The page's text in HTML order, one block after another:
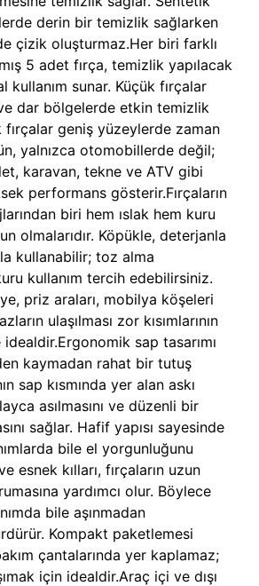
derin bir temizlik sağlarken
çizik oluşturmaz.Her biri farklı
5 adet fırça, temizlik yapılacak
kullanım sunar. Küçük fırçalar
dar bölgelerde etkin temizlik
fırçalar geniş yüzeylerde zaman
yalnızca otomobillerde değil;
karavan, tekne ve ATV gibi
performans gösterir.Fırçaların
biri hem ıslak hem kuru
olmalarıdır. Köpükle, deterjanla
kullanabilir; toz alma
kullanım tercih edebilirsiniz.
priz araları, mobilya köşeleri
ulaşılması zor kısımlarının
sap tasarımı
kaymadan rahat bir tutuş
sap kısmında yer alan askı
asılmasını ve düzenli bir
sağlar. Hafif yapısı sayesinde
bile el yorgunluğunu
esnek kılları, fırçaların uzun
yardımcı olur. Böylece
bile aşınmadan
Kompakt paketlemesi
çantalarında yer kaplamaz;
için idealdir.Araç içi ve dışı